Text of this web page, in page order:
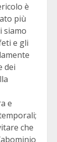
è
più
siamo
e gli
dei
e
che